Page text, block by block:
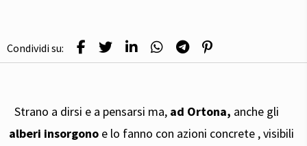
Condividi su:
Strano a dirsi e a pensarsi ma, ad Ortona, anche gli
alberi insorgono e lo fanno con azioni concrete , visibili